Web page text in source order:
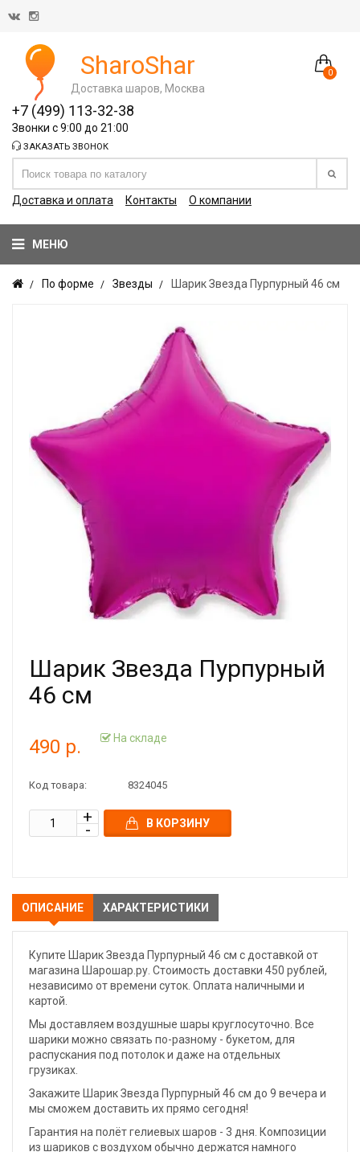
0
SharoShar
Доставка шаров, Москва
+7 (499) 113-32-38
Звонки с 9:00 до 21:00
ЗАКАЗАТЬ ЗВОНОК
Доставка и оплата Контакты О компании
МЕНЮ
По форме Звезды Шарик Звезда Пурпурный 46 см
Шарик Звезда Пурпурный
46 см
490 р. На складе
Код товара: 8324045
В КОРЗИНУ
ОПИСАНИЕ ХАРАКТЕРИСТИКИ
Купите Шарик Звезда Пурпурный 46 см с доставкой от
магазина Шарошар.ру. Стоимость доставки 450 рублей,
независимо от времени суток. Оплата наличными и
картой.
Мы доставляем воздушные шары круглосуточно. Все
шарики можно связать по-разному - букетом, для
распускания под потолок и даже на отдельных
грузиках.
Закажите Шарик Звезда Пурпурный 46 см до 9 вечера и
мы сможем доставить их прямо сегодня!
Гарантия на полёт гелиевых шаров - 3 дня. Композиции
из шариков с воздухом обычно держатся намного